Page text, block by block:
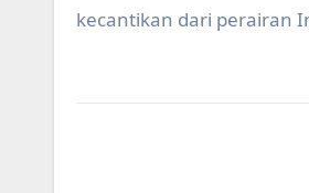
kecantikan dari perairan